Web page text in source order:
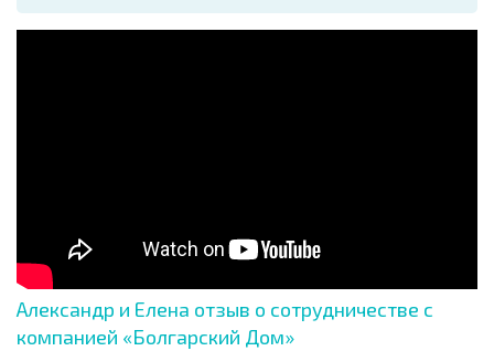
Александр и Елена отзыв о сотрудничестве с
компанией «Болгарский Дом»